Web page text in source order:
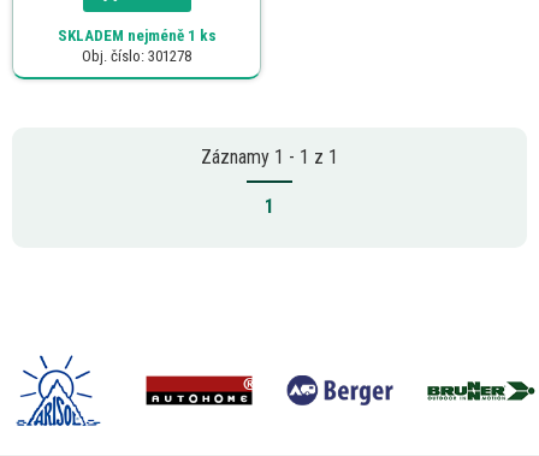
SKLADEM nejméně 1 ks
Obj. číslo: 301278
Záznamy 1 - 1 z 1
1